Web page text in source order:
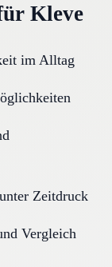
Kleve
im Alltag
Zeitdruck
Vergleich